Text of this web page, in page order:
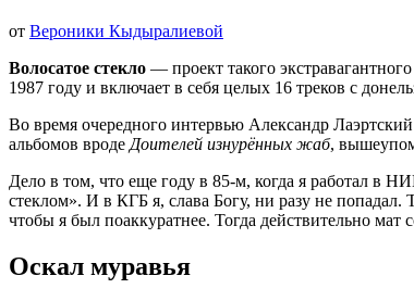
от Вероники Кыдыралиевой
Волосатое стекло — проект такого
1987 году и включает в себя целых 16 треков с
Во время очередного интервью Александр
альбомов вроде Доителей изнурённых жаб,
Дело в том, что еще году в 85-м, когда я работал в
стеклом». И в КГБ я, слава Богу, ни разу не попадал.
чтобы я был поаккуратнее. Тогда действительно мат
Оскал муравья